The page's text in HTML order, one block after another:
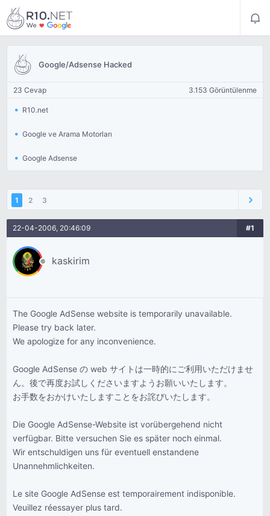
Google/Adsense Hacked
23 Cevap 3.153 Görüntülenme
R10.net
Google ve Arama Motorları
Google Adsense
1 2 3
22-04-2006, 20:46:09 #1
kaskirim
The Google AdSense website is temporarily unavailable.
Please try back later.
We apologize for any inconvenience.
Google AdSense の web サイトは一時的にご利用いただけませ
ん。後で再度お試しくださいますようお願いいたします。
お手数をおかけいたしますことをお詫びいたします。
Die Google AdSense-Website ist vorübergehend nicht
verfügbar. Bitte versuchen Sie es später noch einmal.
Wir entschuldigen uns für eventuell enstandene
Unannehmlichkeiten.
Le site Google AdSense est temporairement indisponible.
Veuillez réessayer plus tard.